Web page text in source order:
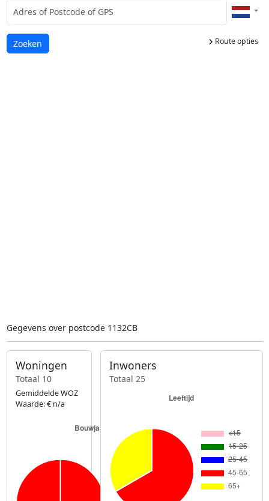
Route opties
Laden...
Zoeken
Gegevens over postcode 1132CB
Woningen
Totaal 10
Gemiddelde WOZ
Waarde: € n/a
Inwoners
Totaal 25